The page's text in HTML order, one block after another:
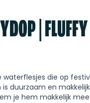
|
die op
duurzaam en
je hem makkelijk